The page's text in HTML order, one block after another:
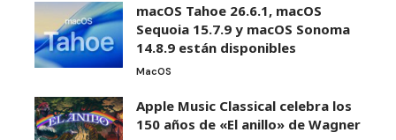
macOS Tahoe 26.6.1, macOS
Sequoia 15.7.9 y macOS Sonoma
14.8.9 están disponibles
MacOS
Apple Music Classical celebra los
150 años de «El anillo» de Wagner